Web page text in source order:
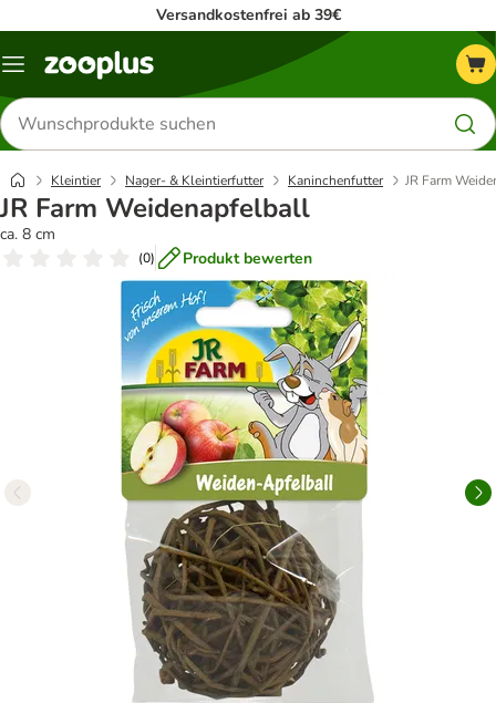
Versandkostenfrei ab 39€
Menü
Produkte
suchen
Kleintier Nager- & Kleintierfutter Kaninchenfutter JR Farm
JR Farm Weidenapfelball
ca. 8 cm
(0) Produkt bewerten